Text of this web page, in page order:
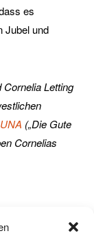
es
Jubel und
Letting
(„Die Gute
Cornelias